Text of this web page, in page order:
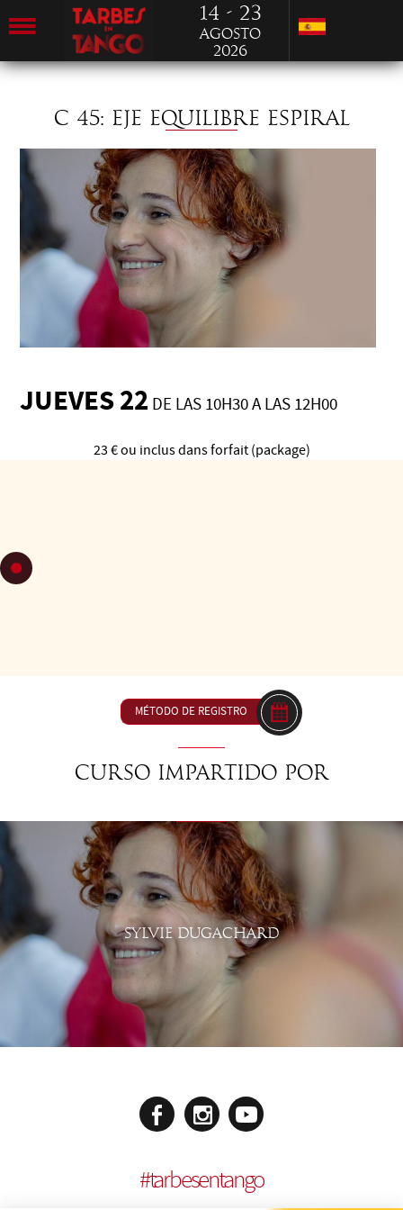
14 - 23
Agosto
2026
C 45: EJE EQUILIBRE ESPIRAL
JUEVES 22 DE LAS 10H30 A LAS 12H00
23 € ou inclus dans forfait (package)
Experimentar en su verticalidad un eje sólido, estable, sin
tensiones será útil en las 2 funciones:
MÉTODO DE REGISTRO
Curso impartido por
SYLVIE DUGACHARD
#tarbesentango